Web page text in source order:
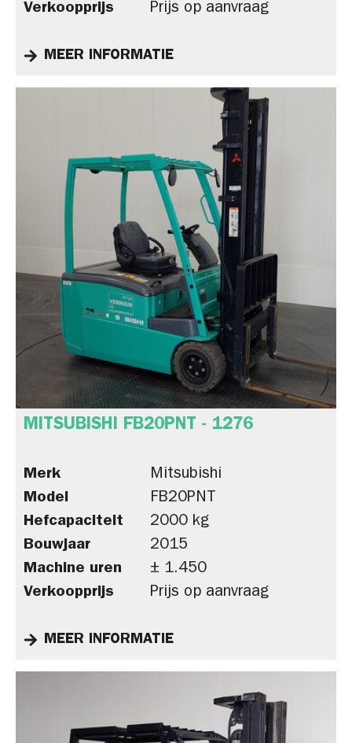
Verkoopprijs
Prijs op aanvraag
MEER INFORMATIE
MITSUBISHI FB20PNT - 1276
Merk
Mitsubishi
Model
FB20PNT
Hefcapaciteit
2000 kg
Bouwjaar
2015
Machine uren
± 1.450
Verkoopprijs
Prijs op aanvraag
MEER INFORMATIE